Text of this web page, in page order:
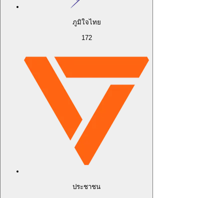
ภูมิใจไทย
172
ประชาชน